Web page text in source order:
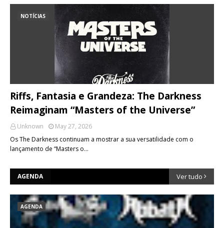
NOTÍCIAS
Riffs, Fantasia e Grandeza: The Darkness
Reimaginam “Masters of the Universe”
Unknown
May 27, 2026
Os The Darkness continuam a mostrar a sua versatilidade com o
lançamento de “Masters o…
AGENDA Ver tudo
AGENDA